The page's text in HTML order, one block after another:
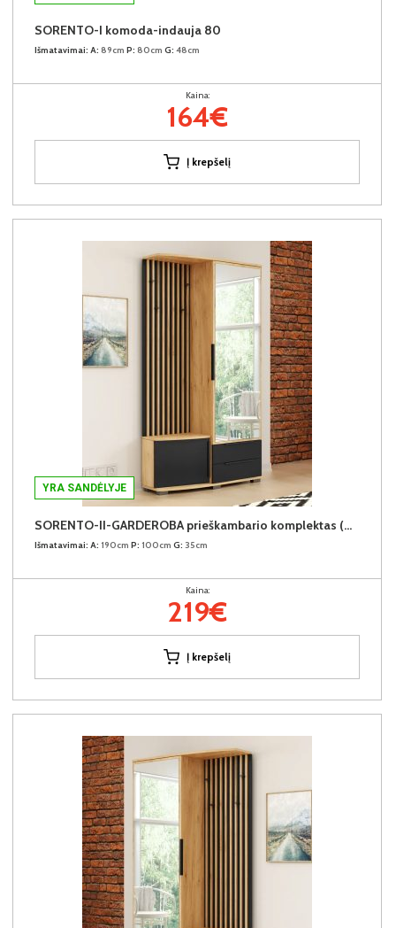
SORENTO-I komoda-indauja 80
Išmatavimai: A: 89cm P: 80cm G: 48cm
Kaina:
164€
Į krepšelį
YRA SANDĖLYJE
SORENTO-II-GARDEROBA prieškambario komplektas (Dešininis)
Išmatavimai: A: 190cm P: 100cm G: 35cm
Kaina:
219€
Į krepšelį